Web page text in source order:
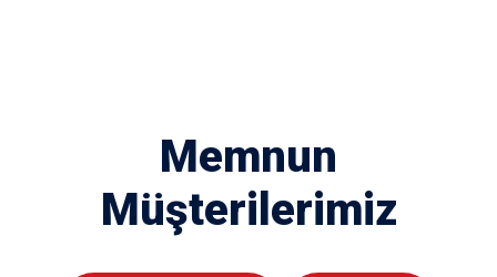
Memnun
Müşterilerimiz